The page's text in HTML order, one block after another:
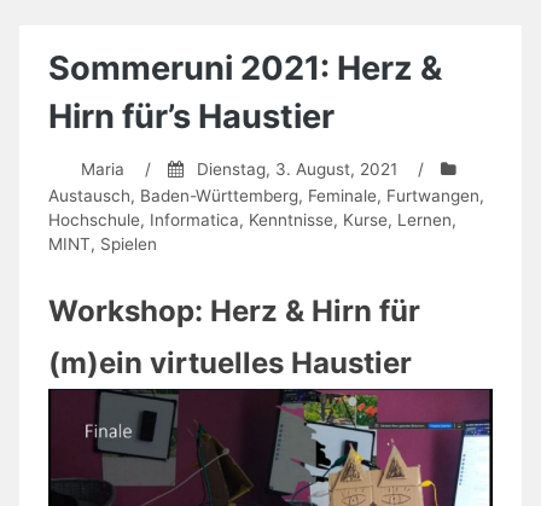
Sommeruni 2021: Herz &
Hirn für’s Haustier
Maria / Dienstag, 3. August, 2021
/
Austausch, Baden-Württemberg, Feminale, Furtwangen,
Hochschule, Informatica, Kenntnisse, Kurse, Lernen,
MINT, Spielen
Workshop: Herz & Hirn für
(m)ein virtuelles Haustier